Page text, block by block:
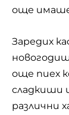
още
Заредих
още пиех
сладкиши
различни